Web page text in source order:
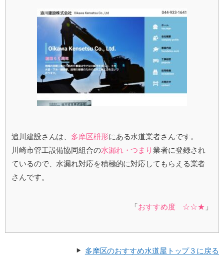
追川建設さんは、 多摩区枡形にある水道業者さんです。
川崎市管工設備協同組合の水漏れ・つまり業者に登録され
ているので、水漏れ対応を積極的に対応してもらえる業者
さんです。
「おすすめ度 ☆☆★ 」
多摩区のおすすめ水道屋トップ３に戻る